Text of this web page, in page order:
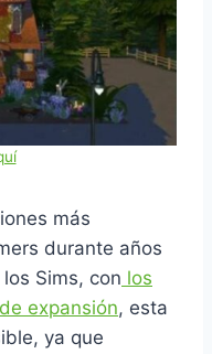
más
durante años
Sims, con los
expansión, esta
ya que